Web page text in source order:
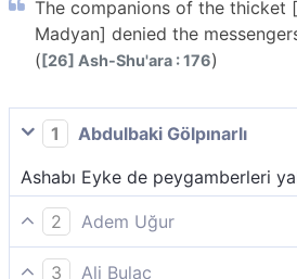
The companions of the thicket
Madyan] denied the
([26] Ash-Shu'ara : 176)
1
Abdulbaki Gölpınarlı
Ashabı Eyke de peygamberleri
2
Adem Uğur
Eyke halkı da peygamberleri
3
Ali Bulaç